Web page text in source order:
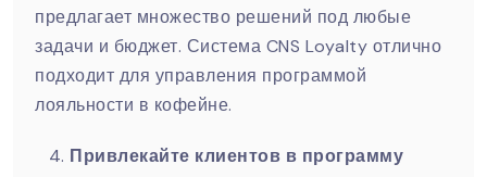
предлагает множество решений под любые
задачи и бюджет. Система CNS Loyalty отлично
подходит для управления программой
лояльности в кофейне.
Привлекайте клиентов в программу